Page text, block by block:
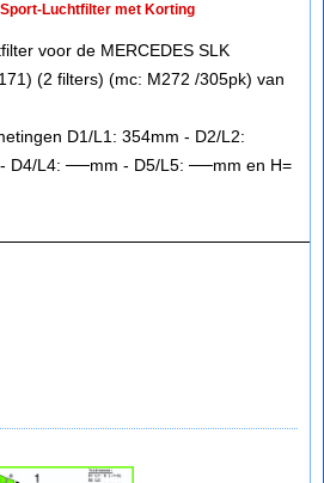
Sport-Luchtfilter met Korting
voor de MERCEDES SLK
(2 filters) (mc: M272 /305pk) van
D1/L1: 354mm - D2/L2:
D4/L4: ──mm - D5/L5: ──mm en H=